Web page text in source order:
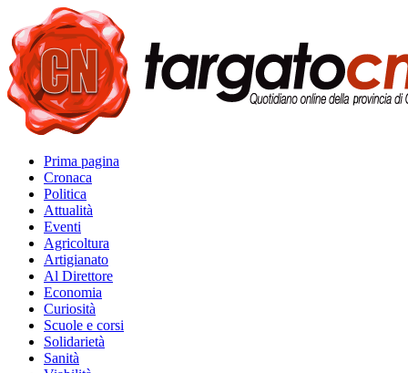
Prima pagina
Cronaca
Politica
Attualità
Eventi
Agricoltura
Artigianato
Al Direttore
Economia
Curiosità
Scuole e corsi
Solidarietà
Sanità